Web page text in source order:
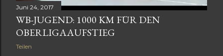
Juni 24, 2017
WB-JUGEND: 1000 KM FÜR DEN
OBERLIGAAUFSTIEG
Teilen